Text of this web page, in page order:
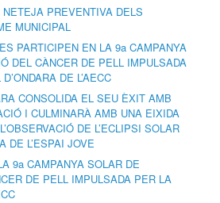
PREVENTIVA DELS
MUNICIPAL
PARTICIPEN EN LA 9a CAMPANYA
DEL CÀNCER DE PELL IMPULSADA
DE L’AECC
CONSOLIDA EL SEU ÈXIT AMB
I CULMINARÀ AMB UNA EIXIDA
DE L’ECLIPSI SOLAR
DE L’ESPAI JOVE
9a CAMPANYA SOLAR DE
DE PELL IMPULSADA PER LA